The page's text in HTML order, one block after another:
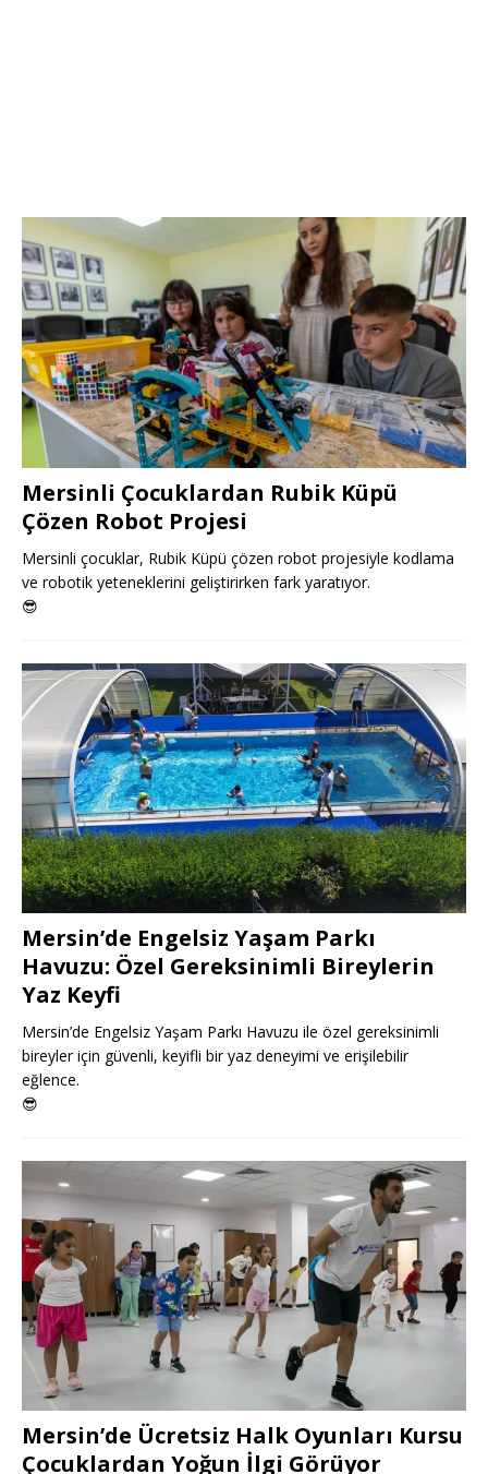
Mersinli Çocuklardan Rubik Küpü
Çözen Robot Projesi
Mersinli çocuklar, Rubik Küpü çözen robot projesiyle kodlama
ve robotik yeteneklerini geliştirirken fark yaratıyor.
😎
Mersin’de Engelsiz Yaşam Parkı
Havuzu: Özel Gereksinimli Bireylerin
Yaz Keyfi
Mersin’de Engelsiz Yaşam Parkı Havuzu ile özel gereksinimli
bireyler için güvenli, keyifli bir yaz deneyimi ve erişilebilir
eğlence.
😎
Mersin’de Ücretsiz Halk Oyunları Kursu
Çocuklardan Yoğun İlgi Görüyor